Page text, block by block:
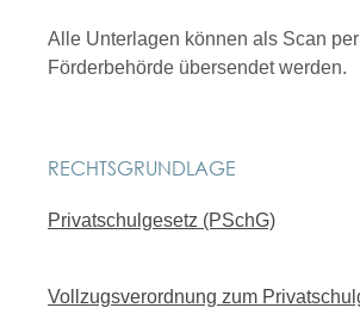
Alle Unterlagen können als Scan
Förderbehörde übersendet werden.
RECHTSGRUNDLAGE
Privatschulgesetz (PSchG)
Vollzugsverordnung zum